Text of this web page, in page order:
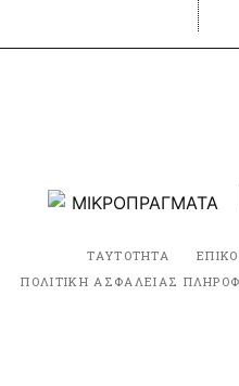
ΤΑΥΤΟΤΗΤΑ
ΠΟΛΙΤΙΚΗ ΑΣΦΑΛΕΙΑΣ